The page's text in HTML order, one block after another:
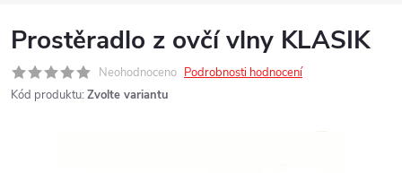
Prostěradlo z ovčí vlny KLASIK
Neohodnoceno Podrobnosti hodnocení
Kód produktu: Zvolte variantu